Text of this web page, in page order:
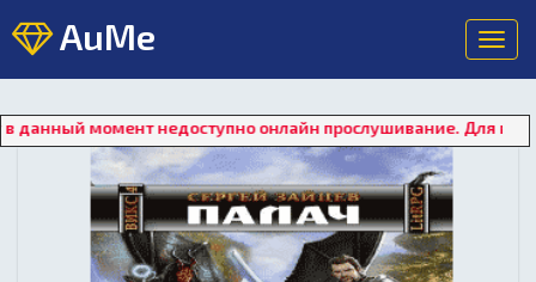
AuMe
недоступно онлайн прослушивание. Для